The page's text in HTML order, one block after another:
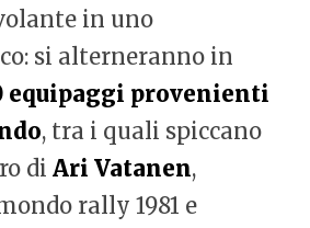
in uno
si alterneranno in
equipaggi provenienti
, tra i quali spiccano
di Ari Vatanen,
rally 1981 e